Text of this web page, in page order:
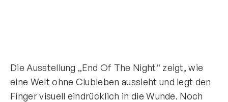
Die Ausstellung „End Of The Night“ zeigt, wie
eine Welt ohne Clubleben aussieht und legt den
Finger visuell eindrücklich in die Wunde. Noch